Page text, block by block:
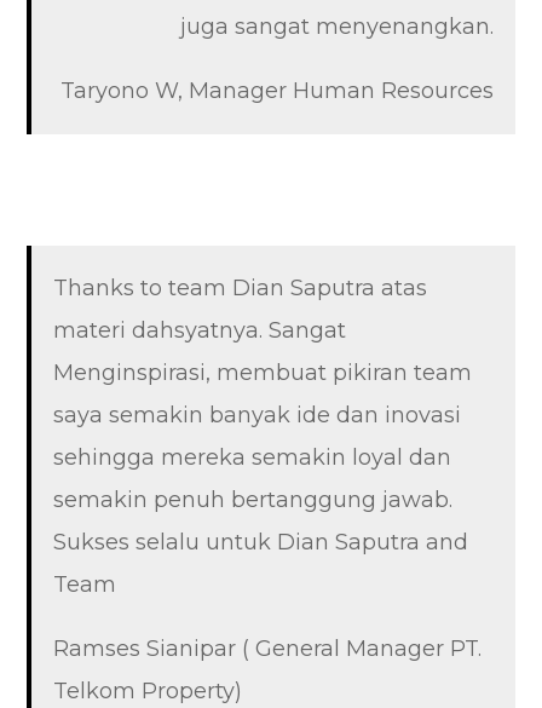
juga sangat menyenangkan.
Taryono W, Manager Human Resources
Thanks to team Dian Saputra atas
materi dahsyatnya. Sangat
Menginspirasi, membuat pikiran team
saya semakin banyak ide dan inovasi
sehingga mereka semakin loyal dan
semakin penuh bertanggung jawab.
Sukses selalu untuk Dian Saputra and
Team
Ramses Sianipar ( General Manager PT.
Telkom Property)